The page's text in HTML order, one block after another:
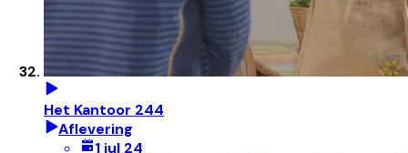
Het Kantoor 244
Aflevering
1 jul 24